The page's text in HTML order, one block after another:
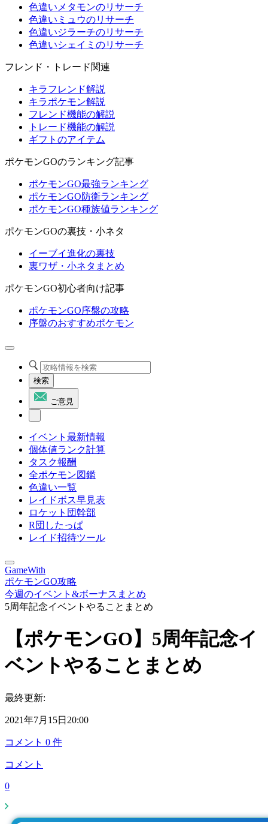
色違いメタモンのリサーチ
色違いミュウのリサーチ
色違いジラーチのリサーチ
色違いシェイミのリサーチ
フレンド・トレード関連
キラフレンド解説
キラポケモン解説
フレンド機能の解説
トレード機能の解説
ギフトのアイテム
ポケモンGOのランキング記事
ポケモンGO最強ランキング
ポケモンGO防衛ランキング
ポケモンGO種族値ランキング
ポケモンGOの裏技・小ネタ
イーブイ進化の裏技
裏ワザ・小ネタまとめ
ポケモンGO初心者向け記事
ポケモンGO序盤の攻略
序盤のおすすめポケモン
検索
ご意見
イベント最新情報
個体値ランク計算
タスク報酬
全ポケモン図鑑
色違い一覧
レイドボス早見表
ロケット団幹部
R団したっぱ
レイド招待ツール
GameWith
ポケモンGO攻略
今週のイベント&ボーナスまとめ
5周年記念イベントやることまとめ
【ポケモンGO】5周年記念イ
ベントやることまとめ
最終更新:
2021年7月15日20:00
コメント 0 件
コメント
0